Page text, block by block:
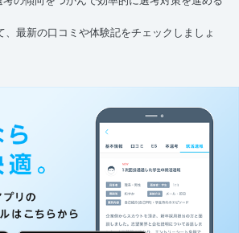
、最新の口コミや体験記をチェックしましょ